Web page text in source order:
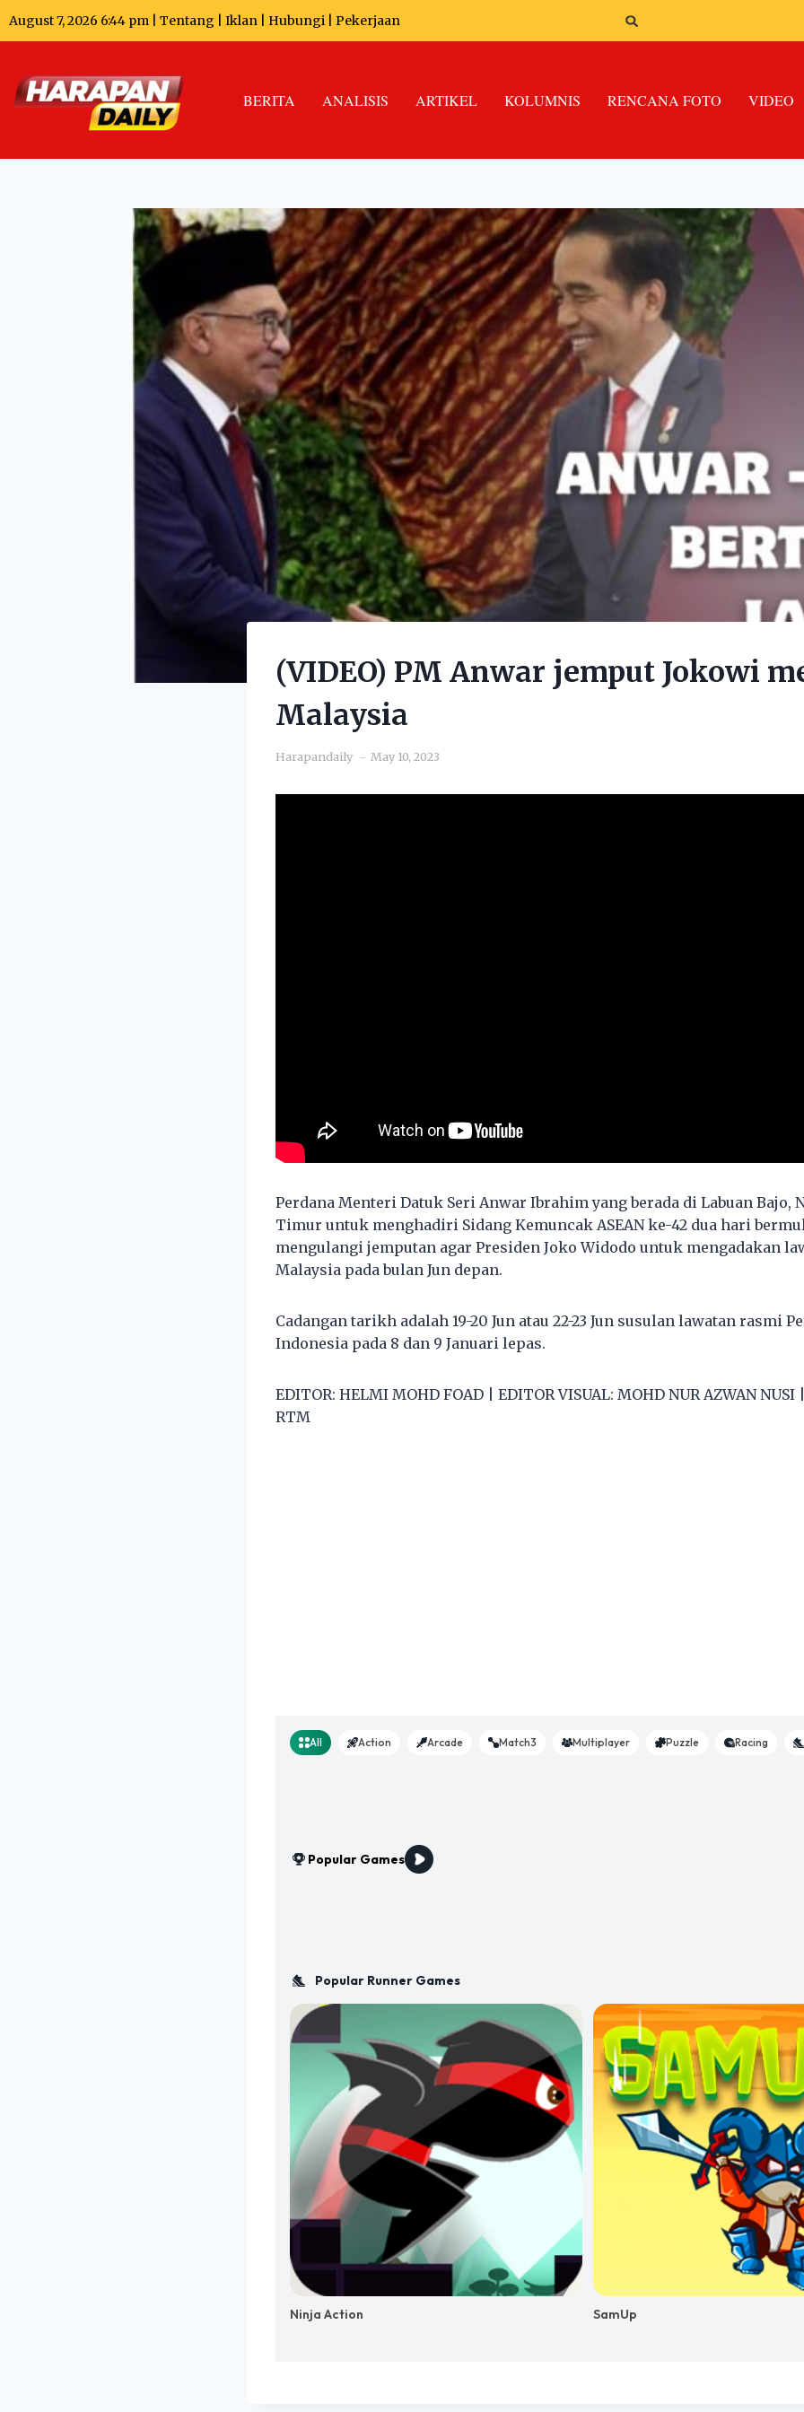
August 7, 2026 6:44 pm | Tentang Iklan Hubungi Pekerjaan
BERITA ANALISIS ARTIKEL KOLUMNIS RENCANA FOTO VIDEO
(VIDEO) PM Anwar jemput Jokowi
Malaysia
Harapandaily May 10, 2023
Perdana Menteri Datuk Seri Anwar Ibrahim yang berada di Labuan Bajo,
Timur untuk menghadiri Sidang Kemuncak ASEAN ke-42 dua hari
mengulangi jemputan agar Presiden Joko Widodo untuk mengadakan
Malaysia pada bulan Jun depan.
Cadangan tarikh adalah 19-20 Jun atau 22-23 Jun susulan lawatan rasmi
Indonesia pada 8 dan 9 Januari lepas.
EDITOR: HELMI MOHD FOAD | EDITOR VISUAL: MOHD NUR AZWAN NUSI
RTM